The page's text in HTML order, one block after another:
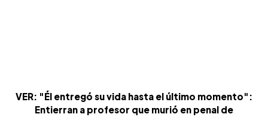
VER: "Él entregó su vida hasta el último momento":
Entierran a profesor que murió en penal de